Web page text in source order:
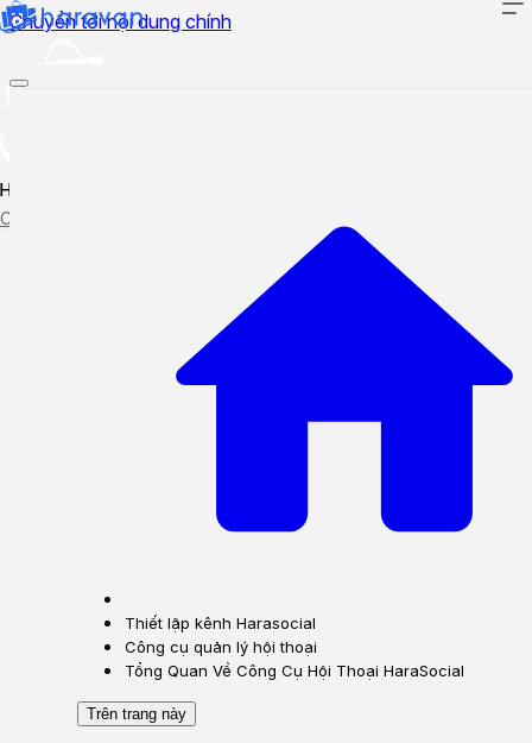
Chuyển tới nội dung chính
Hướng dẫn sử dụng
Cập nhật tính năng mới
Thiết lập kênh Harasocial
Công cụ quản lý hội thoại
Tổng Quan Về Công Cụ Hội Thoại HaraSocial
Trên trang này